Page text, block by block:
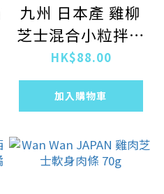
九州 日本產 雞柳
芝士混合小粒拌糧
(含有鈣和礦物質)
230g
HK$88.00
加入購物車